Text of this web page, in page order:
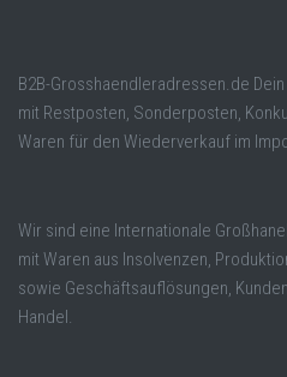
B2B-Grosshaendleradressen.de
mit Restposten, Sonderposten,
Waren für den Wiederverkauf im
Wir sind eine Internationale
mit Waren aus Insolvenzen,
sowie Geschäftsauflösungen,
Handel.